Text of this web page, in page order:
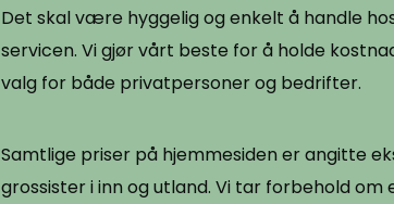
Det skal være hyggelig og enkelt å handle
servicen. Vi gjør vårt beste for å holde
valg for både privatpersoner og bedrifter.
Samtlige priser på hjemmesiden er angitte
grossister i inn og utland. Vi tar forbehold